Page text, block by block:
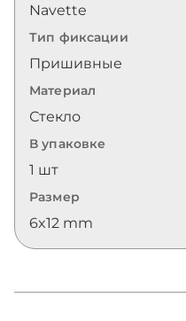
Navette
Тип фиксации
Пришивные
Материал
Стекло
В упаковке
1 шт
Размер
6x12 mm